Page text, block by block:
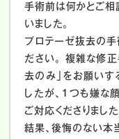
手術前は何かとご相
いました。
プロテーゼ抜去の手
ださい。
複雑な修正
去のみ」をお願いす
したが、１つも嫌な
ご対応くださりました
結果、後悔のない本